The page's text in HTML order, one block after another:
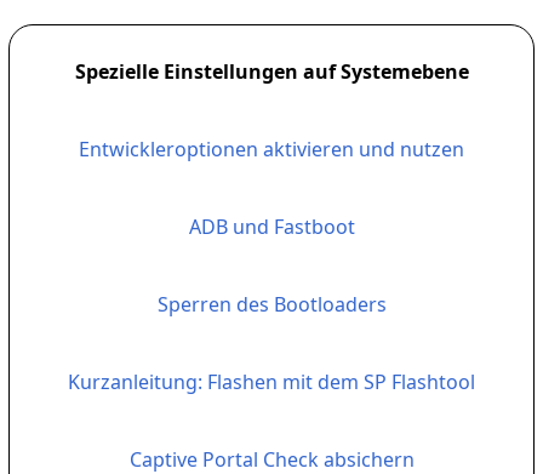
Spezielle Einstellungen auf Systemebene
Entwickleroptionen aktivieren und nutzen
ADB und Fastboot
Sperren des Bootloaders
Kurzanleitung: Flashen mit dem SP Flashtool
Captive Portal Check absichern